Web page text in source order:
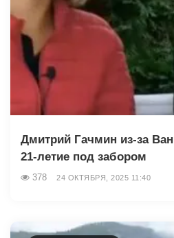
Дмитрий Гачмин из-за
21-летие под забором
378 24 ОКТЯБРЯ, 2025 11:40